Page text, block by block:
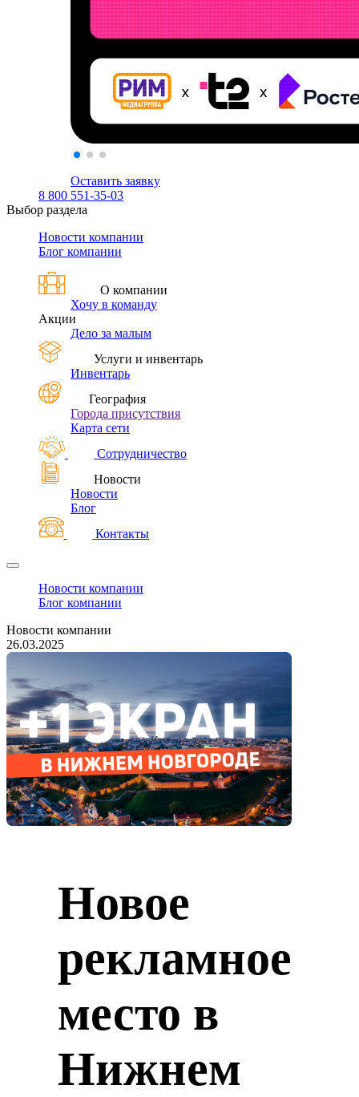
Оставить заявку
8 800 551-35-03
Выбор раздела
Новости компании
Блог компании
О компании
Хочу в команду
Акции
Дело за малым
Услуги и инвентарь
Инвентарь
География
Города присутствия
Карта сети
Сотрудничество
Новости
Новости
Блог
Контакты
Новости компании
Блог компании
Новости компании
26.03.2025
Новое
рекламное
место в
Нижнем